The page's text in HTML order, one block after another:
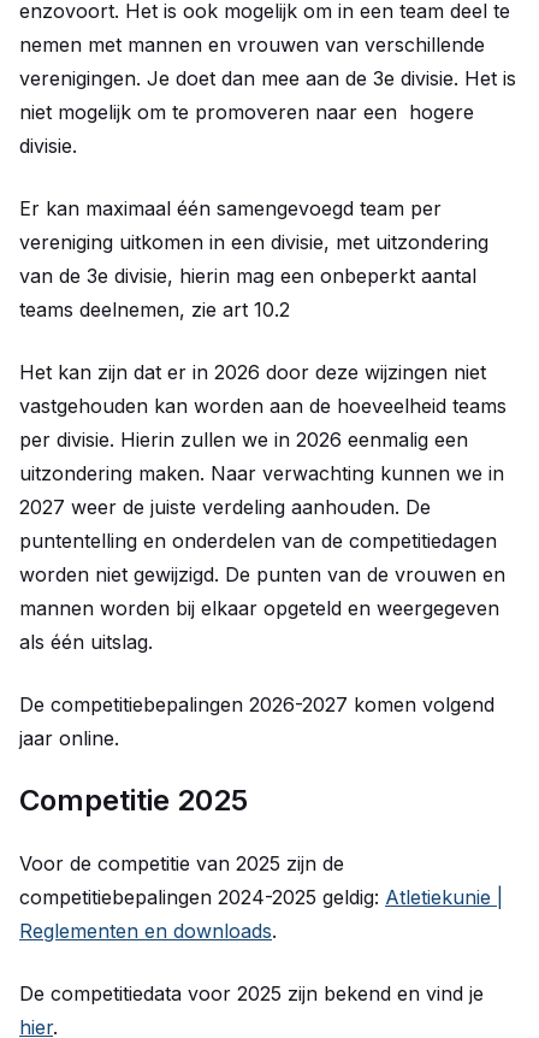
enzovoort. Het is ook mogelijk om in een team deel te
nemen met mannen en vrouwen van verschillende
verenigingen. Je doet dan mee aan de 3e divisie. Het is
niet mogelijk om te promoveren naar een hogere
divisie.
Er kan maximaal één samengevoegd team per
vereniging uitkomen in een divisie, met uitzondering
van de 3e divisie, hierin mag een onbeperkt aantal
teams deelnemen, zie art 10.2
Het kan zijn dat er in 2026 door deze wijzingen niet
vastgehouden kan worden aan de hoeveelheid teams
per divisie. Hierin zullen we in 2026 eenmalig een
uitzondering maken. Naar verwachting kunnen we in
2027 weer de juiste verdeling aanhouden. De
puntentelling en onderdelen van de competitiedagen
worden niet gewijzigd. De punten van de vrouwen en
mannen worden bij elkaar opgeteld en weergegeven
als één uitslag.
De competitiebepalingen 2026-2027 komen volgend
jaar online.
Competitie 2025
Voor de competitie van 2025 zijn de
competitiebepalingen 2024-2025 geldig: Atletiekunie |
Reglementen en downloads.
De competitiedata voor 2025 zijn bekend en vind je
hier.